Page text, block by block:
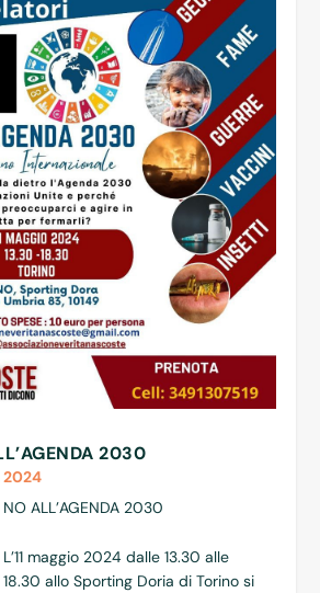
2030
2024
NO ALL’AGENDA 2030
L’11 maggio 2024 dalle 13.30 alle
18.30 allo Sporting Doria di Torino si